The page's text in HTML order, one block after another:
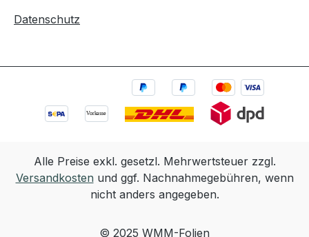
Datenschutz
Alle Preise exkl. gesetzl. Mehrwertsteuer zzgl.
Versandkosten und ggf. Nachnahmegebühren, wenn
nicht anders angegeben.
© 2025 WMM-Folien